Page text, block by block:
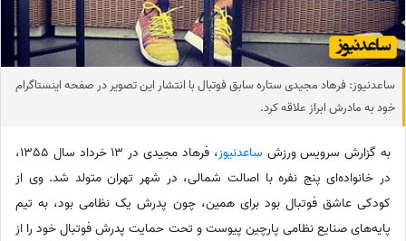
ساعدنیوز: فرهاد مجیدی ستاره سابق فوتبال با انتشار این تصویر در صفحه اینستاگرام
خود به مادرش ابراز علاقه کرد.
به گزارش سرویس ورزش ساعدنیوز
، فرهاد مجیدی در 13 خرداد سال 1355،
در خانواده‌ای پنج نفره با اصالت شمالی، در شهر تهران متولد شد. وی از
کودکی عاشق فوتبال بود برای همین، چون پدرش یک نظامی بود، به تیم
پایه‌های صنایع نظامی پارچین پیوست و تحت حمایت پدرش فوتبال خود را از